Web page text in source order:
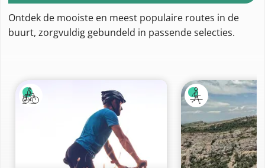
Ontdek de mooiste en meest populaire routes in de
buurt, zorgvuldig gebundeld in passende selecties.